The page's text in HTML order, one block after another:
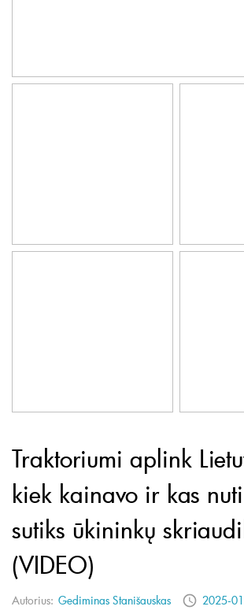
Traktoriumi aplink
kiek kainavo ir kas
sutiks ūkininkų
(VIDEO)
Autorius: Gediminas Stanišauskas
2025-